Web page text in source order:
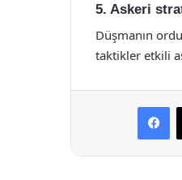
5. Askeri
Düşmanın
taktikler etkili